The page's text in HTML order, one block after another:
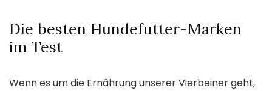
Die besten Hundefutter-Marken
im Test
Wenn es um die Ernährung unserer Vierbeiner geht,